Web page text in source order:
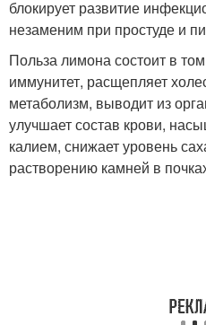
блокирует развитие
незаменим при простуде и
Польза лимона состоит в
иммунитет, расщепляет
метаболизм, выводит из
улучшает состав крови,
калием, снижает уровень
растворению камней в